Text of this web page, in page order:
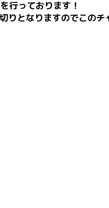
行っております！
となりますのでこのチ